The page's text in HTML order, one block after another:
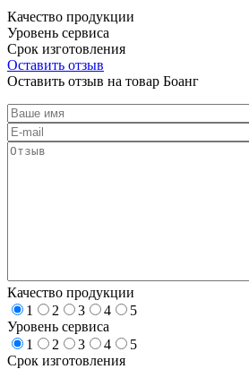
Качество продукции
Уровень сервиса
Срок изготовления
Оставить отзыв
Оставить отзыв на товар Боанг
Качество продукции
1
2 3 4
5
Уровень сервиса
1
2 3 4
5
Срок изготовления